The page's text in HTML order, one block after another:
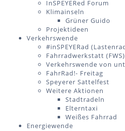
InSPEYERed Forum
Klimainseln
Grüner Guido
Projektideen
Verkehrswende
#inSPEYERad
Fahrradwerkstatt (FWS)
Verkehrswende von
FahrRad!- Freitag
Speyerer Sattelfest
Weitere Aktionen
Stadtradeln
Elterntaxi
Weißes Fahrrad
Energiewende